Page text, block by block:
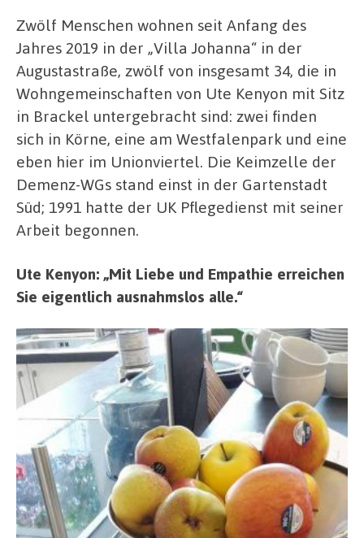
Zwölf Menschen wohnen seit Anfang des
Jahres 2019 in der „Villa Johanna“ in der
Augustastraße, zwölf von insgesamt 34, die in
Wohngemeinschaften von Ute Kenyon mit Sitz
in Brackel untergebracht sind: zwei finden
sich in Körne, eine am Westfalenpark und eine
eben hier im Unionviertel. Die Keimzelle der
Demenz-WGs stand einst in der Gartenstadt
Süd; 1991 hatte der UK Pflegedienst mit seiner
Arbeit begonnen.
Ute Kenyon: „Mit Liebe und Empathie erreichen
Sie eigentlich ausnahmslos alle.“